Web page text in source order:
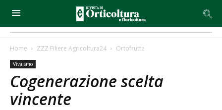
Home ZZZ Filiere Agricoltura24 Ortofrutta
Vivaismo
Cogenerazione scelta
vincente